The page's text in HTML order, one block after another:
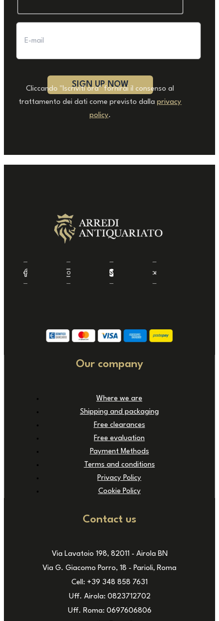
Cliccando "Iscriviti ora" fornirai il consenso al
trattamento dei dati come previsto dallaprivacy
policy.
Our company
Where we are
Shipping and packaging
Free clearances
Free evaluation
Payment Methods
Terms and conditions
Privacy Policy
Cookie Policy
Contact us
Via Lavatoio 198, 82011 - Airola BN
Via G. Giacomo Porro, 18 - Parioli, Roma
Cell: +39 348 858 7631
Uff. Airola: 0823712702
Uff. Roma: 0697606806